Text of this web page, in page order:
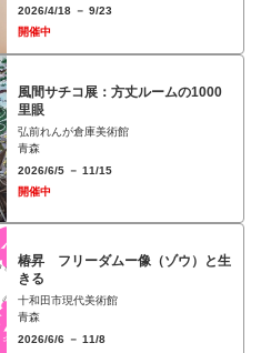
2026/4/18 － 9/23
開催中
⾵間サチコ展：⽅丈ルームの1000
⾥眼
弘前れんが倉庫美術館
青森
2026/6/5 － 11/15
開催中
椿昇 フリーダムー像（ゾウ）と⽣
きる
十和田市現代美術館
青森
2026/6/6 － 11/8